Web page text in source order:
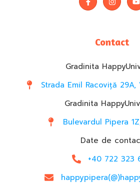
Contact
Gradinita
Strada Emil Racoviță
Gradinita
Bulevardul Pipera
Date de
+40 722 323